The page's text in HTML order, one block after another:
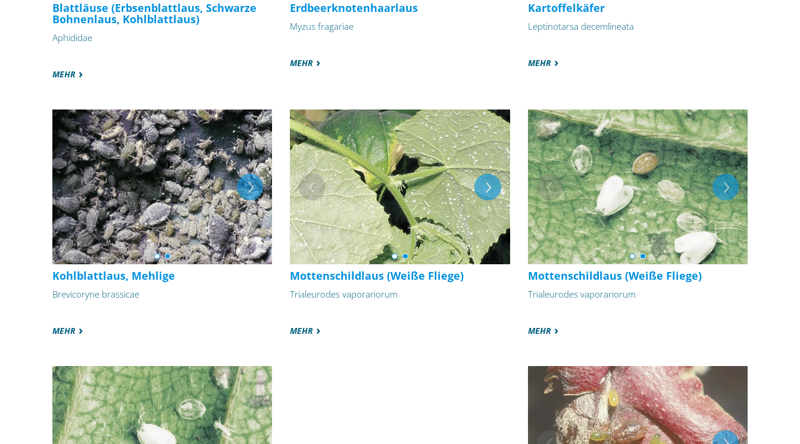
Blattläuse (Erbsenblattlaus, Schwarze
Bohnenlaus, Kohlblattlaus)
Aphididae
MEHR
Erdbeerknotenhaarlaus
Myzus fragariae
MEHR
Kartoffelkäfer
Leptinotarsa decemlineata
MEHR
Kohlblattlaus, Mehlige
Brevicoryne brassicae
MEHR
Mottenschildlaus (Weiße Fliege)
Trialeurodes vaporariorum
MEHR
Mottenschildlaus (Weiße Fliege)
Trialeurodes vaporariorum
MEHR